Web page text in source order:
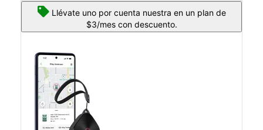
Llévate uno por cuenta nuestra en un plan de
$3/mes con descuento.